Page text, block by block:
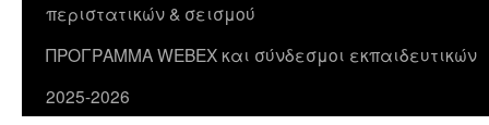
περιστατικών & σεισμού
ΠΡΟΓΡΑΜΜΑ WEBEX και σύνδεσμοι εκπαιδευτικών
2025-2026